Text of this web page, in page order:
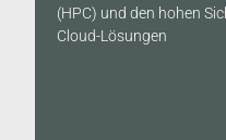
(HPC) und den hohen
Cloud-Lösungen